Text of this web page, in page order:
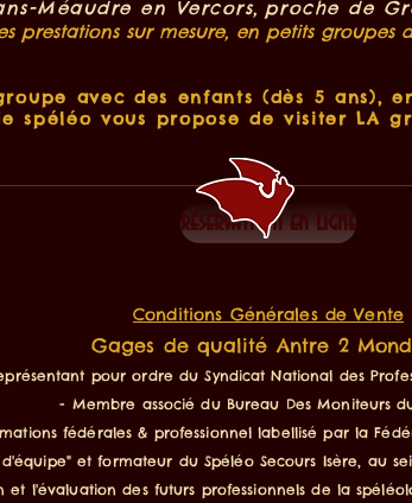
Méaudre en Vercors, proche de
prestations sur mesure, en petits groupes
avec des enfants (dès 5 ans),
spéléo vous propose de visiter LA
réservation en ligne
Conditions Générales de Vente
Gages de qualité Antre 2
pour ordre du Syndicat National des
- Membre associé du Bureau Des Moniteurs
fédérales & professionnel labellisé par la
et formateur du Spéléo Secours Isère, au
l'évaluation des futurs professionnels de la